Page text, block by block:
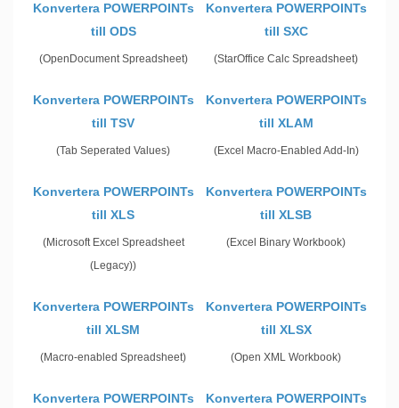
Konvertera POWERPOINTs
till ODS
(OpenDocument Spreadsheet)
Konvertera POWERPOINTs
till SXC
(StarOffice Calc Spreadsheet)
Konvertera POWERPOINTs
till TSV
(Tab Seperated Values)
Konvertera POWERPOINTs
till XLAM
(Excel Macro-Enabled Add-In)
Konvertera POWERPOINTs
till XLS
(Microsoft Excel Spreadsheet
(Legacy))
Konvertera POWERPOINTs
till XLSB
(Excel Binary Workbook)
Konvertera POWERPOINTs
till XLSM
(Macro-enabled Spreadsheet)
Konvertera POWERPOINTs
till XLSX
(Open XML Workbook)
Konvertera POWERPOINTs
Konvertera POWERPOINTs